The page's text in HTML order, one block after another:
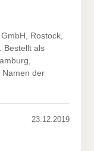
Rostock,
Bestellt als
Namen der
23.12.2019